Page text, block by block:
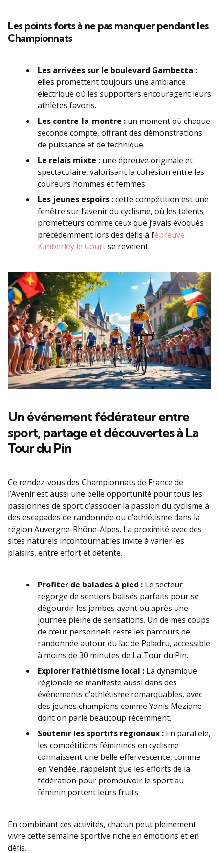
Les points forts à ne pas manquer pendant les
Championnats
Les arrivées sur le boulevard Gambetta :
elles promettent toujours une ambiance
électrique où les supporters encouragent leurs
athlètes favoris.
Les contre-la-montre : un moment où chaque
seconde compte, offrant des démonstrations
de puissance et de technique.
Le relais mixte : une épreuve originale et
spectaculaire, valorisant la cohésion entre les
coureurs hommes et femmes.
Les jeunes espoirs :cette compétition est une
fenêtre sur l’avenir du cyclisme, où les talents
prometteurs comme ceux que j’avais évoqués
précédemment lors des défis à l’épreuve
Kimberley le Courtse révèlent.
Un événement fédérateur entre
sport, partage et découvertes à La
Tour du Pin
Ce rendez-vous des Championnats de France de
l’Avenir est aussi une belle opportunité pour tous les
passionnés de sport d’associer la passion du cyclisme à
des escapades de randonnée ou d’athlétisme dans la
région Auvergne-Rhône-Alpes. La proximité avec des
sites naturels incontournables invite à varier les
plaisirs, entre effort et détente.
Profiter de balades à pied : Le secteur
regorge de sentiers balisés parfaits pour se
dégourdir les jambes avant ou après une
journée pleine de sensations. Un de mes coups
de cœur personnels reste les parcours de
randonnée autour du lac de Paladru, accessible
à moins de 30 minutes de La Tour du Pin.
Explorer l’athlétisme local : La dynamique
régionale se manifeste aussi dans des
événements d’athlétisme remarquables, avec
des jeunes champions comme Yanis Meziane
dont on parle beaucoup récemment.
Soutenir les sportifs régionaux : En parallèle,
les compétitions féminines en cyclisme
connaissent une belle effervescence, comme
en Vendée, rappelant que les efforts de la
fédération pour promouvoir le sport au
féminin portent leurs fruits.
En combinant ces activités, chacun peut pleinement
vivre cette semaine sportive riche en émotions et en
défis.